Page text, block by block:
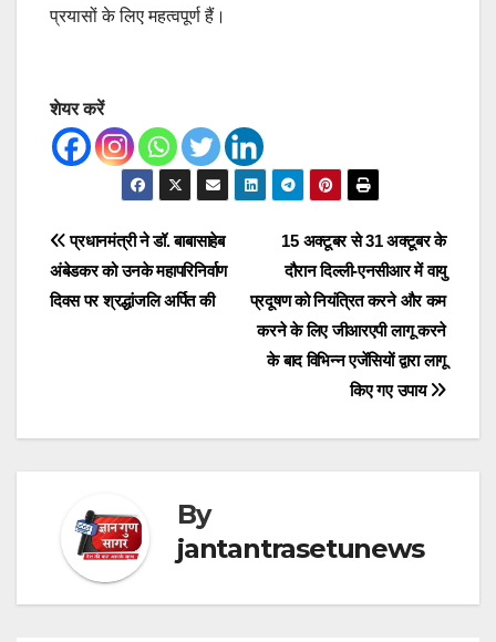
प्रयासों के लिए महत्वपूर्ण हैं।
शेयर करें
Post
navigation
15 अक्टूबर से 31 अक्टूबर के
दौरान दिल्ली-एनसीआर में वायु
प्रदूषण को नियंत्रित करने और कम
करने के लिए जीआरएपी लागू करने
के बाद विभिन्न एजेंसियों द्वारा लागू
किए गए उपाय
प्रधानमंत्री ने डॉ. बाबासाहेब
अंबेडकर को उनके महापरिनिर्वाण
दिवस पर श्रद्धांजलि अर्पित की
By
jantantrasetunews